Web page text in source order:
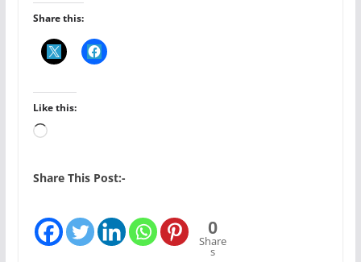
Share this:
Like this:
L
a
n
Share This Post:-
0
Share
s